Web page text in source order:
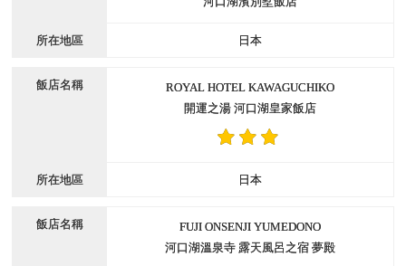
日本
ROYAL HOTEL KAWAGUCHIKO
開運之湯 河口湖皇家飯店
日本
FUJI ONSENJI YUMEDONO
河口湖溫泉寺 露天風呂之宿 夢殿